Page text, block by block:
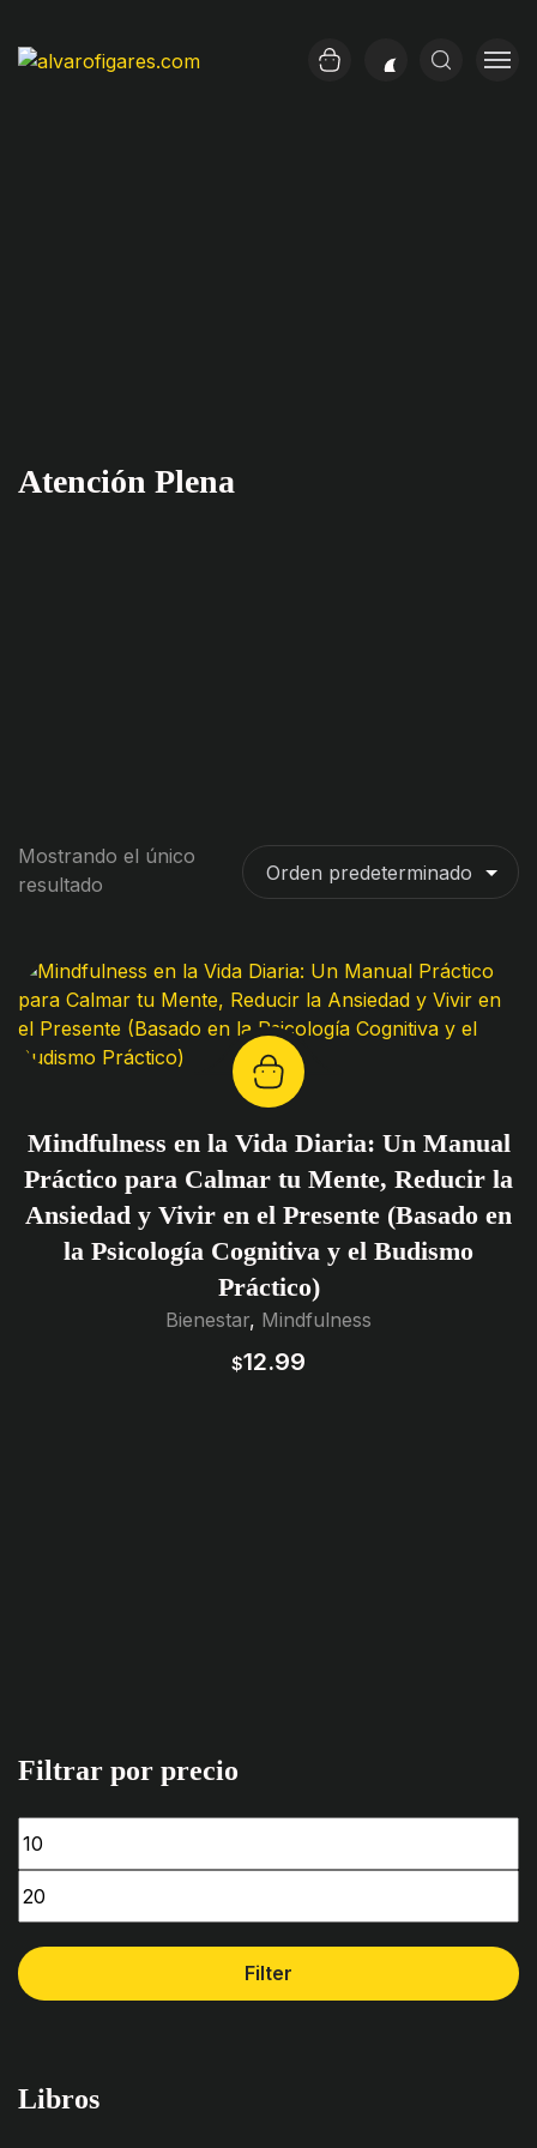
Atención Plena
Mostrando el único
resultado
Mindfulness en la Vida Diaria: Un Manual
Práctico para Calmar tu Mente, Reducir la
Ansiedad y Vivir en el Presente (Basado en
la Psicología Cognitiva y el Budismo
Práctico)
Bienestar, Mindfulness
$12.99
Filtrar por precio
Filter
Libros